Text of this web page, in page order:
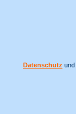
Datenschutz und